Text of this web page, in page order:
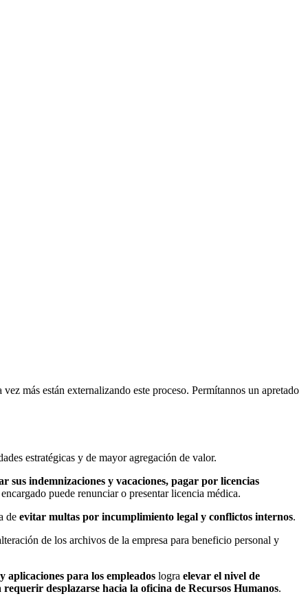
más están externalizando este proceso. Permítannos un apretado
estratégicas y de mayor agregación de valor.
sus indemnizaciones y vacaciones, pagar por licencias
puede renunciar o presentar licencia médica.
de evitar multas por incumplimiento legal y conflictos internos.
de los archivos de la empresa para beneficio personal y
para los empleados logra elevar el nivel de
requerir desplazarse hacia la oficina de Recursos Humanos.